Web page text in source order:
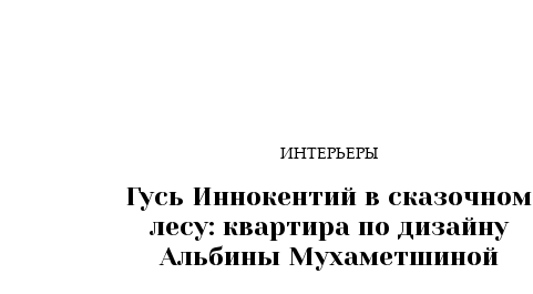
ИНТЕРЬЕРЫ
Гусь Иннокентий в сказочном
лесу: квартира по дизайну
Альбины Мухаметшиной